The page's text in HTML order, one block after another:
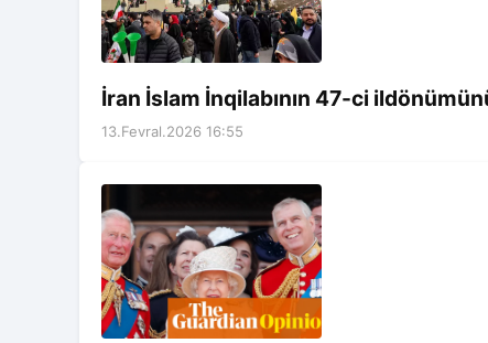
İran İslam İnqilabının 47-ci
13.Fevral.2026 16:55